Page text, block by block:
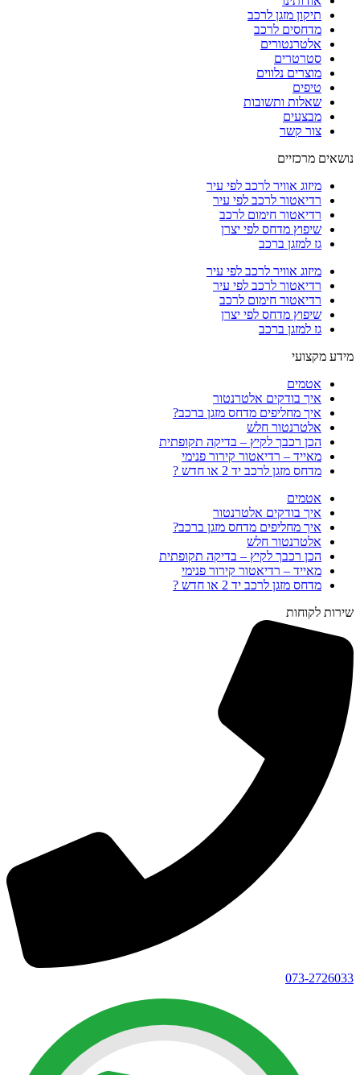
תיקון מזגן לרכב
מדחסים לרכב
אלטרנטורים
סטרטרים
מוצרים נלווים
טיפים
שאלות ותשובות
מבצעים
צור קשר
נושאים מרכזיים
מיזוג אוויר לרכב לפי עיר
רדיאטור לרכב לפי עיר
רדיאטור חימום לרכב
שיפוץ מדחס לפי יצרן
גז למזגן ברכב
מיזוג אוויר לרכב לפי עיר
רדיאטור לרכב לפי עיר
רדיאטור חימום לרכב
שיפוץ מדחס לפי יצרן
גז למזגן ברכב
מידע מקצועי
אטמים
איך בודקים אלטרנטור
איך מחליפים מדחס מזגן ברכב?
אלטרנטור חלש
הכן רכבך לקיץ – בדיקה תקופתית
מאייד – רדיאטור קירור פנימי
מדחס מזגן לרכב יד 2 או חדש ?
אטמים
איך בודקים אלטרנטור
איך מחליפים מדחס מזגן ברכב?
אלטרנטור חלש
הכן רכבך לקיץ – בדיקה תקופתית
מאייד – רדיאטור קירור פנימי
מדחס מזגן לרכב יד 2 או חדש ?
שירות לקוחות
073-2726033